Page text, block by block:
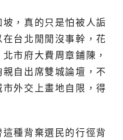
，真的只是怕被人詬
台北閒閒沒事幹，花
市府大費周章鋪陳，
自出席雙城論壇，不
外交上畫地自限，得
種背棄選民的行徑背